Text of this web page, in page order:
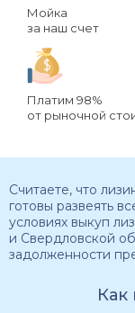
Мойка
за наш счет
Платим 98%
от рыночной
Считаете, что
готовы развеять
условиях выкуп
и Свердловской
задолженности
Как